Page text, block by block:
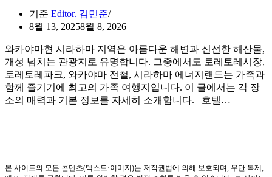
기준 Editor. 김민준
8월 13, 20258월 8, 2026
와카야마현 시라하마 지역은 아름다운 해변과 신선한 해산물,
개성 넘치는 관광지로 유명합니다. 그중에서도 토레토레시장,
토레토레파크, 와카야마 전철, 시라하마 에너지랜드는 가족과
함께 즐기기에 최고의 가족 여행지입니다. 이 글에서는 각 장
소의 매력과 기본 정보를 자세히 소개합니다. 호텔…
본 사이트의 모든 콘텐츠(텍스트·이미지)는 저작권법에 의해 보호되며, 무단 복제,